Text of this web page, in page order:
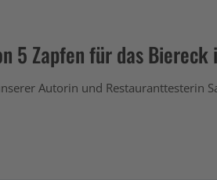
5 Zapfen für das
Autorin und Restauranttesterin